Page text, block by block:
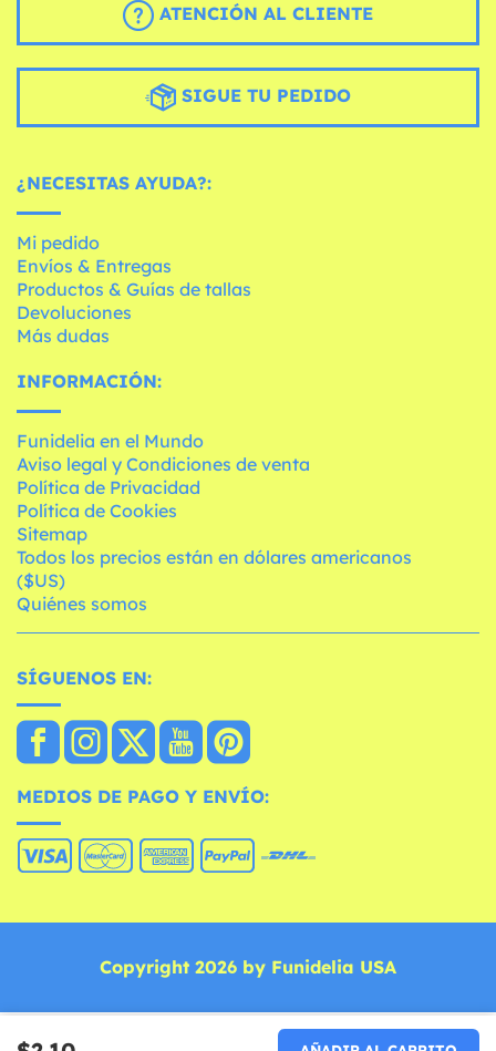
ATENCIÓN AL CLIENTE
SIGUE TU PEDIDO
¿NECESITAS AYUDA?:
Mi pedido
Envíos & Entregas
Productos & Guías de tallas
Devoluciones
Más dudas
INFORMACIÓN:
Funidelia en el Mundo
Aviso legal y Condiciones de venta
Política de Privacidad
Política de Cookies
Sitemap
Todos los precios están en dólares americanos
($US)
Quiénes somos
SÍGUENOS EN:
MEDIOS DE PAGO Y ENVÍO:
Copyright 2026 by Funidelia USA